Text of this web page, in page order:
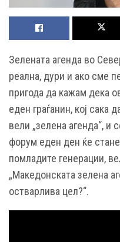
Зелената агенда во
реална, дури и ако сме
пригода да кажам дека
еден граѓанин, кој сака
вели „зелена агенда“, и
форум еден ден ќе
помладите генерации,
„Македонската зелена
остварлива цел?“.